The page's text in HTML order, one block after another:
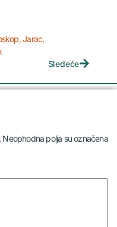
,Jarac,
Sledeće
Neophodna polja su označena